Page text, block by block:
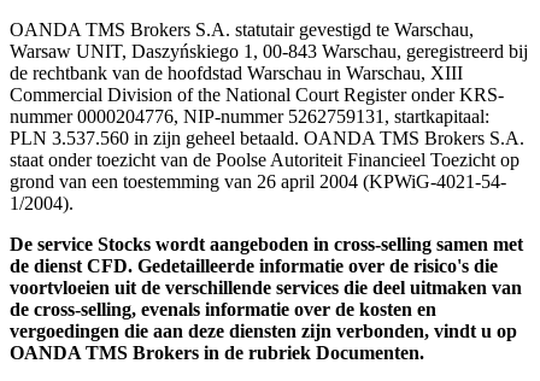
OANDA TMS Brokers S.A. statutair gevestigd te Warschau,
Warsaw UNIT, Daszyńskiego 1, 00-843 Warschau, geregistreerd bij
de rechtbank van de hoofdstad Warschau in Warschau, XIII
Commercial Division of the National Court Register onder KRS-
nummer 0000204776, NIP-nummer 5262759131, startkapitaal:
PLN 3.537.560 in zijn geheel betaald. OANDA TMS Brokers S.A.
staat onder toezicht van de Poolse Autoriteit Financieel Toezicht op
grond van een toestemming van 26 april 2004 (KPWiG-4021-54-
1/2004).
De service Stocks wordt aangeboden in cross-selling samen met
de dienst CFD. Gedetailleerde informatie over de risico's die
voortvloeien uit de verschillende services die deel uitmaken van
de cross-selling, evenals informatie over de kosten en
vergoedingen die aan deze diensten zijn verbonden, vindt u op
OANDA TMS Brokers in de rubriek Documenten.